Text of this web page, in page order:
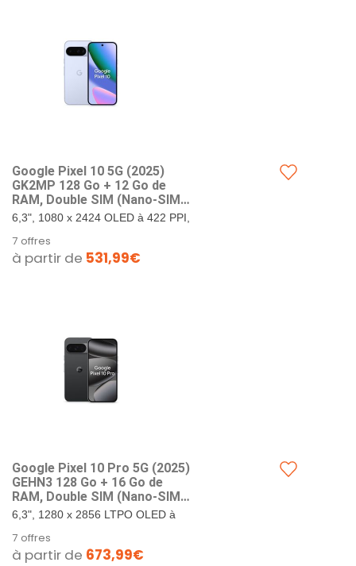
Google Pixel ​10 5G (202​5)
GK2MP 128 Go + 12 Go de
RAM, Double SIM (Nano-SIM,
eSIM), Android 1​6 débloqué
en Usine Smartpho ne (Givre)
6,3", 1080 x 2424 OLED à 422 PPI,
2. 128 Go de stockage + 12 Go de
RAM. Google...
7 offres
à partir de 531,99€
Google Pixel 10 Pro 5G (202​5)
GEHN3 128 Go + 16 Go de
RAM, Double SIM (Nano-SIM,
eSIM), Android 1​6 débloqué
en Usine Smartpho ne
(Obsidienne)
6,3", 1280 x 2856 LTPO OLED à
Glass Victus 2. 128 Go de
stockage + 16 Go de RAM.
7 offres
à partir de 673,99€